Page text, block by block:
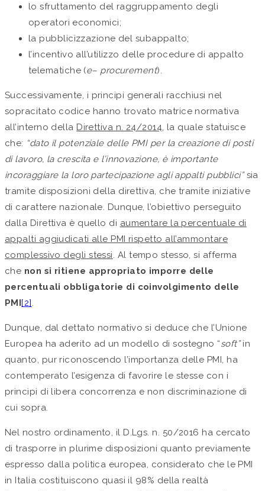
lo sfruttamento del raggruppamento degli
operatori economici;
la pubblicizzazione del subappalto;
l’incentivo all’utilizzo delle procedure di appalto
telematiche (e– procurement).
Successivamente, i principi generali racchiusi nel
sopracitato codice hanno trovato matrice normativa
all’interno della Direttiva n. 24/2014, la quale statuisce
che: “dato il potenziale delle PMI per la creazione di posti
di lavoro, la crescita e l’innovazione, è importante
incoraggiare la loro partecipazione agli appalti pubblici”sia
tramite disposizioni della direttiva, che tramite iniziative
di carattere nazionale. Dunque, l’obiettivo perseguito
dalla Direttiva è quello di aumentare la percentuale di
appalti aggiudicati alle PMI rispetto all’ammontare
complessivo degli stessi. Al tempo stesso, si afferma
che non si ritiene appropriato imporre delle
percentuali obbligatorie di coinvolgimento delle
PMI[2].
Dunque, dal dettato normativo si deduce che l’Unione
Europea ha aderito ad un modello di sostegno “soft”in
quanto, pur riconoscendo l’importanza delle PMI, ha
contemperato l’esigenza di favorire le stesse con i
principi di libera concorrenza e non discriminazione di
cui sopra.
Nel nostro ordinamento, il D.Lgs. n. 50/2016 ha cercato
di trasporre in plurime disposizioni quanto previamente
espresso dalla politica europea, considerato che le PMI
in Italia costituiscono quasi il 98% della realtà